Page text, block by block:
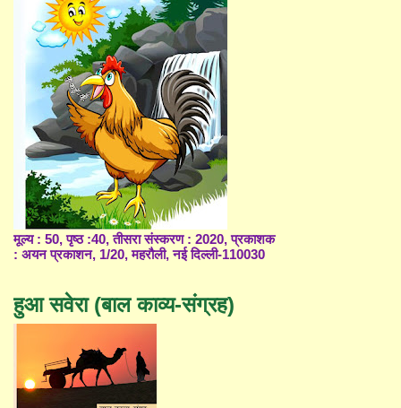
मूल्य : 50, पृष्ठ :40, तीसरा संस्करण : 2020, प्रकाशक
: अयन प्रकाशन, 1/20, महरौली, नई दिल्ली-110030
हुआ सवेरा (बाल काव्य-संग्रह)